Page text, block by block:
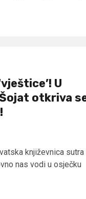
U
otkriva
književnica sutra
nas vodi u osječku